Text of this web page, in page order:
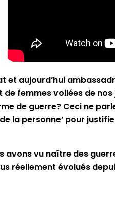
et aujourd’hui
de femmes voilées de
de guerre? Ceci ne
la personne’ pour
avons vu naître des
réellement évolués